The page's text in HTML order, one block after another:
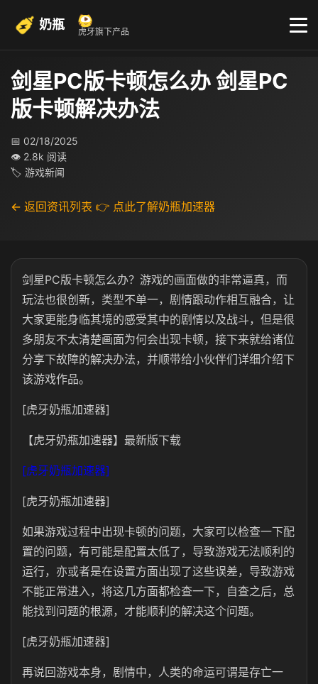
奶瓶 虎牙旗下产品
剑星PC版卡顿怎么办 剑星PC
版卡顿解决办法
📅 02/18/2025
👁 2.8k 阅读
🏷 游戏新闻
← 返回资讯列表 👉 点此了解奶瓶加速器
剑星PC版卡顿怎么办？游戏的画面做的非常逼真，而
玩法也很创新，类型不单一，剧情跟动作相互融合，让
大家更能身临其境的感受其中的剧情以及战斗，但是很
多朋友不太清楚画面为何会出现卡顿，接下来就给诸位
分享下故障的解决办法，并顺带给小伙伴们详细介绍下
该游戏作品。
[虎牙奶瓶加速器]
【虎牙奶瓶加速器】最新版下载
[虎牙奶瓶加速器]
[虎牙奶瓶加速器]
如果游戏过程中出现卡顿的问题，大家可以检查一下配
置的问题，有可能是配置太低了，导致游戏无法顺利的
运行，亦或者是在设置方面出现了这些误差，导致游戏
不能正常进入，将这几方面都检查一下，自查之后，总
能找到问题的根源，才能顺利的解决这个问题。
[虎牙奶瓶加速器]
再说回游戏本身，剧情中，人类的命运可谓是存亡一